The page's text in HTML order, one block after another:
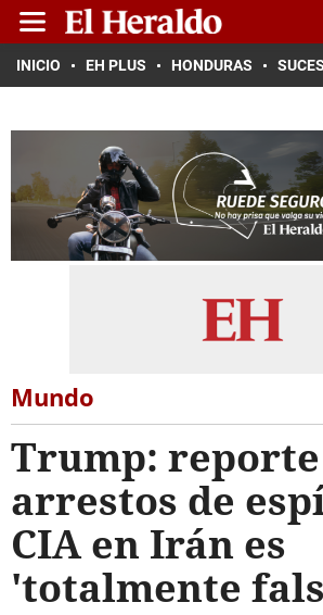
INICIO EH PLUS HONDURAS
Mundo
Trump: reporte
arrestos de
CIA en Irán es
'totalmente